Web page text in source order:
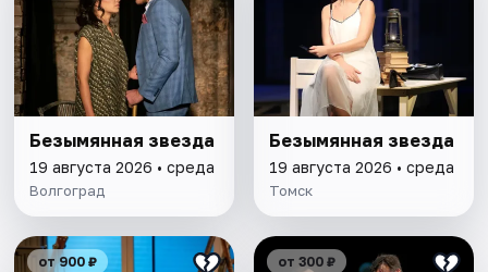
Безымянная звезда
19 августа 2026 • среда
Волгоград
Безымянная звезда
19 августа 2026 • среда
Томск
от 900 ₽ от 300 ₽